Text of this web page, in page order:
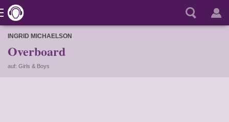
INGRID MICHAELSON
Overboard
auf: Girls & Boys